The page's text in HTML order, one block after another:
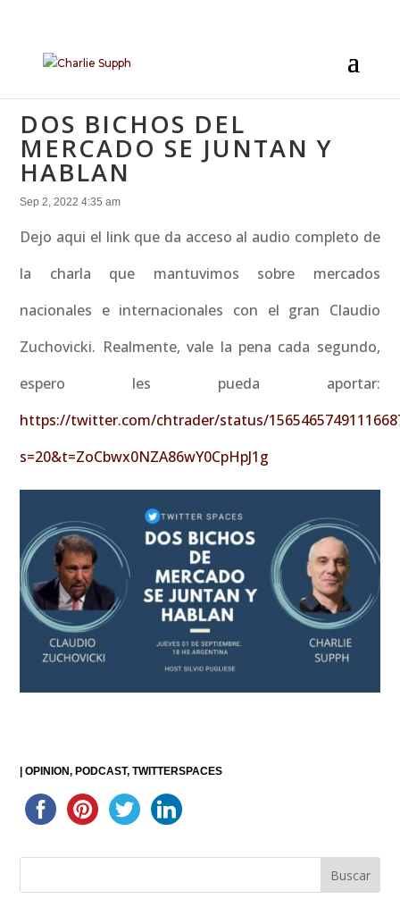
DOS BICHOS DEL
MERCADO SE JUNTAN Y
HABLAN
Sep 2, 2022 4:35 am
Dejo aqui el link que da acceso al audio completo de
la charla que mantuvimos sobre mercados
nacionales e internacionales con el gran Claudio
Zuchovicki. Realmente, vale la pena cada segundo,
espero les pueda aportar:
https://twitter.com/chtrader/status/
s=20&t=ZoCbwx0NZA86wY0CpHpJ1g
|OPINION PODCAST TWITTERSPACES